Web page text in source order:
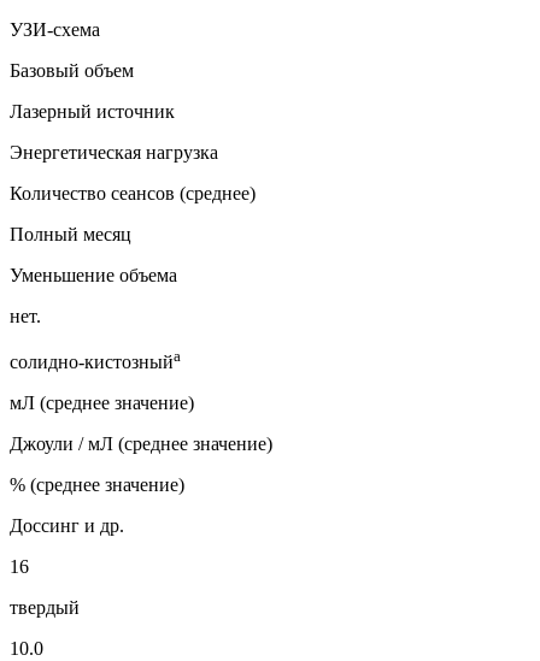
УЗИ-схема
Базовый объем
Лазерный источник
Энергетическая нагрузка
Количество сеансов (среднее)
Полный месяц
Уменьшение объема
нет.
солидно-кистозныйa
мЛ (среднее значение)
Джоули / мЛ (среднее значение)
% (среднее значение)
Доссинг и др.
16
твердый
10.0